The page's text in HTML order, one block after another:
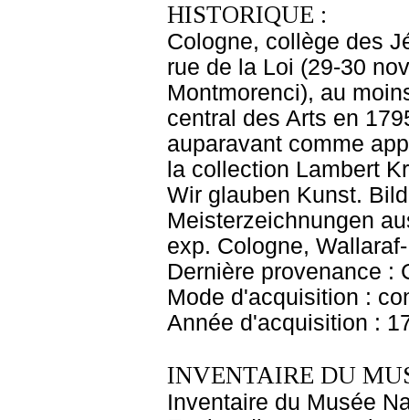
HISTORIQUE :
Cologne, collège des
rue de la Loi (29-30
Montmorenci), au
central des Arts en
auparavant comme
la collection Lambert
Wir glauben Kunst.
Meisterzeichnungen
exp. Cologne,
Dernière provenance :
Mode d'acquisition :
Année d'acquisition :
INVENTAIRE DU
Inventaire du Musée